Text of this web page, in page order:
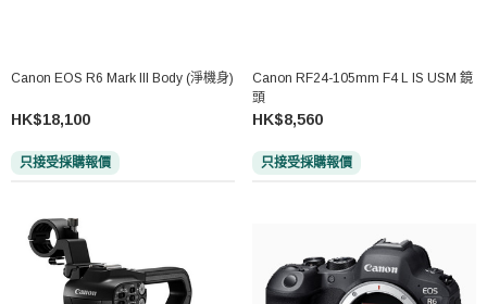
Canon EOS R6 Mark III Body (淨機身)
HK$18,100
只接受採購報價
Canon RF24-105mm F4 L IS USM 鏡
頭
HK$8,560
只接受採購報價